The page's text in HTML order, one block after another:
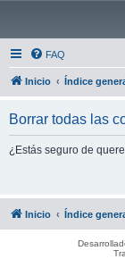
FAQ
Inicio Índice
Borrar todas las
¿Estás seguro de
Inicio Índice